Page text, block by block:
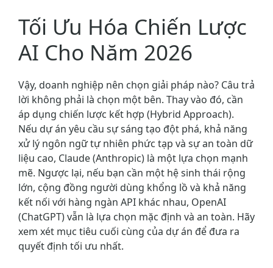
Tối Ưu Hóa Chiến Lược
AI Cho Năm 2026
Vậy, doanh nghiệp nên chọn giải pháp nào? Câu trả
lời không phải là chọn một bên. Thay vào đó, cần
áp dụng chiến lược kết hợp (Hybrid Approach).
Nếu dự án yêu cầu sự sáng tạo đột phá, khả năng
xử lý ngôn ngữ tự nhiên phức tạp và sự an toàn dữ
liệu cao, Claude (Anthropic) là một lựa chọn mạnh
mẽ. Ngược lại, nếu bạn cần một hệ sinh thái rộng
lớn, cộng đồng người dùng khổng lồ và khả năng
kết nối với hàng ngàn API khác nhau, OpenAI
(ChatGPT) vẫn là lựa chọn mặc định và an toàn. Hãy
xem xét mục tiêu cuối cùng của dự án để đưa ra
quyết định tối ưu nhất.